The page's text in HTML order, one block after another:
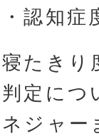
・認知
寝たきり
判定につ
ネジャー